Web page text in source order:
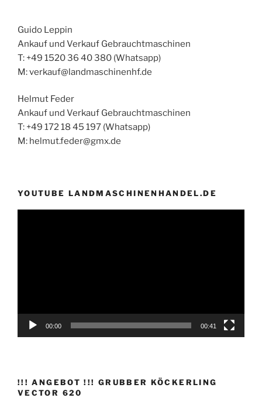
Guido Leppin
Ankauf und Verkauf Gebrauchtmaschinen
T: +49 1520 36 40 380 (Whatsapp)
M: verkauf@landmaschinenhf.de
Helmut Feder
Ankauf und Verkauf Gebrauchtmaschinen
T: +49 172 18 45 197 (Whatsapp)
M: helmut.feder@gmx.de
YOUTUBE LANDMASCHINENHANDEL.DE
00:00 00:41
!!! ANGEBOT !!! GRUBBER KÖCKERLING
VECTOR 620